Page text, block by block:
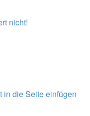
nicht!
in die Seite einfügen